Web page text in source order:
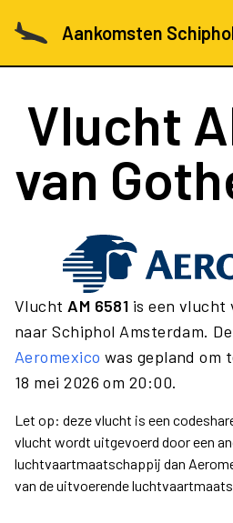
Aankomsten
Vlucht
van
Vlucht AM 6581 is een vlucht
naar Schiphol Amsterdam.
Aeromexico was gepland om
18 mei 2026 om 20:00.
Let op: deze vlucht is een
vlucht wordt uitgevoerd door een
luchtvaartmaatschappij dan
van de uitvoerende